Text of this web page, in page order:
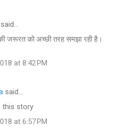
said…
जरूरत को अच्छी तरह समझा रही है।
at 8:42 PM
said…
this story
at 6:57 PM